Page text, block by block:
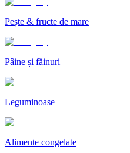
Pește & fructe de mare
Pâine și făinuri
Leguminoase
Alimente congelate